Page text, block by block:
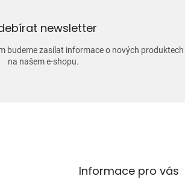
newsletter
budeme zasílat informace o nových produktech
na našem e-shopu.
Informace pro vás